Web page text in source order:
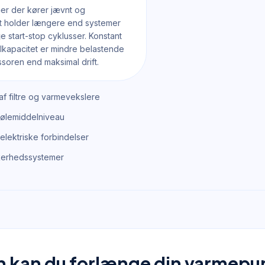
der kører jævnt og
holder længere end systemer
start-stop cyklusser. Konstant
er mindre belastende
end maksimal drift.
filtre og varmevekslere
forbindelser